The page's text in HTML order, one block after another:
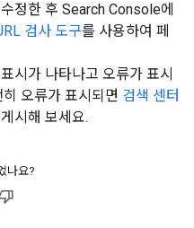
정한 후 Search Console에
검사 도구를 사용하여 페
시가 나타나고 오류가 표시
오류가 표시되면 검색 센터
시해 보세요.
나요?